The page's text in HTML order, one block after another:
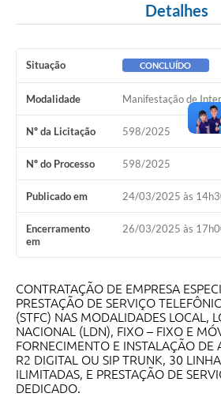
Detalhes
Situação CONCLUÍDO
Modalidade Manifestação de
Nº da Licitação 598/2025
Nº do Processo 598/2025
Publicado em 24/03/2025 às
Encerramento
em
26/03/2025 às
CONTRATAÇÃO DE EMPRESA
PRESTAÇÃO DE SERVIÇO
(STFC) NAS MODALIDADES LOCAL,
NACIONAL (LDN), FIXO – FIXO E
FORNECIMENTO E INSTALAÇÃO DE
R2 DIGITAL OU SIP TRUNK, 30
ILIMITADAS, E PRESTAÇÃO DE
DEDICADO.